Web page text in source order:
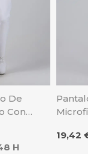
De
Con
H
Gary's
Precio
19,42